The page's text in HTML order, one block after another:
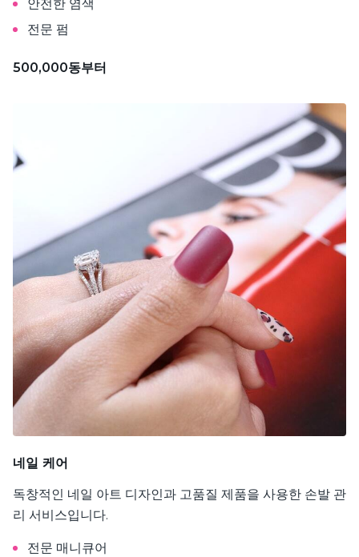
안전한 염색
전문 펌
500,000동부터
네일 케어
독창적인 네일 아트 디자인과 고품질 제품을 사용한 손발 관
리 서비스입니다.
전문 매니큐어